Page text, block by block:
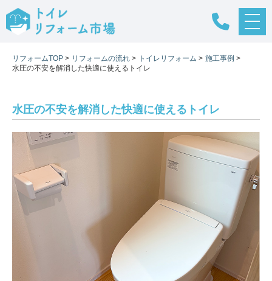
メ
ニ
リフォームTOP > リフォームの流れ > トイレリフォーム > 施工事例 >
水圧の不安を解消した快適に使えるトイレ
水圧の不安を解消した快適に使えるトイレ